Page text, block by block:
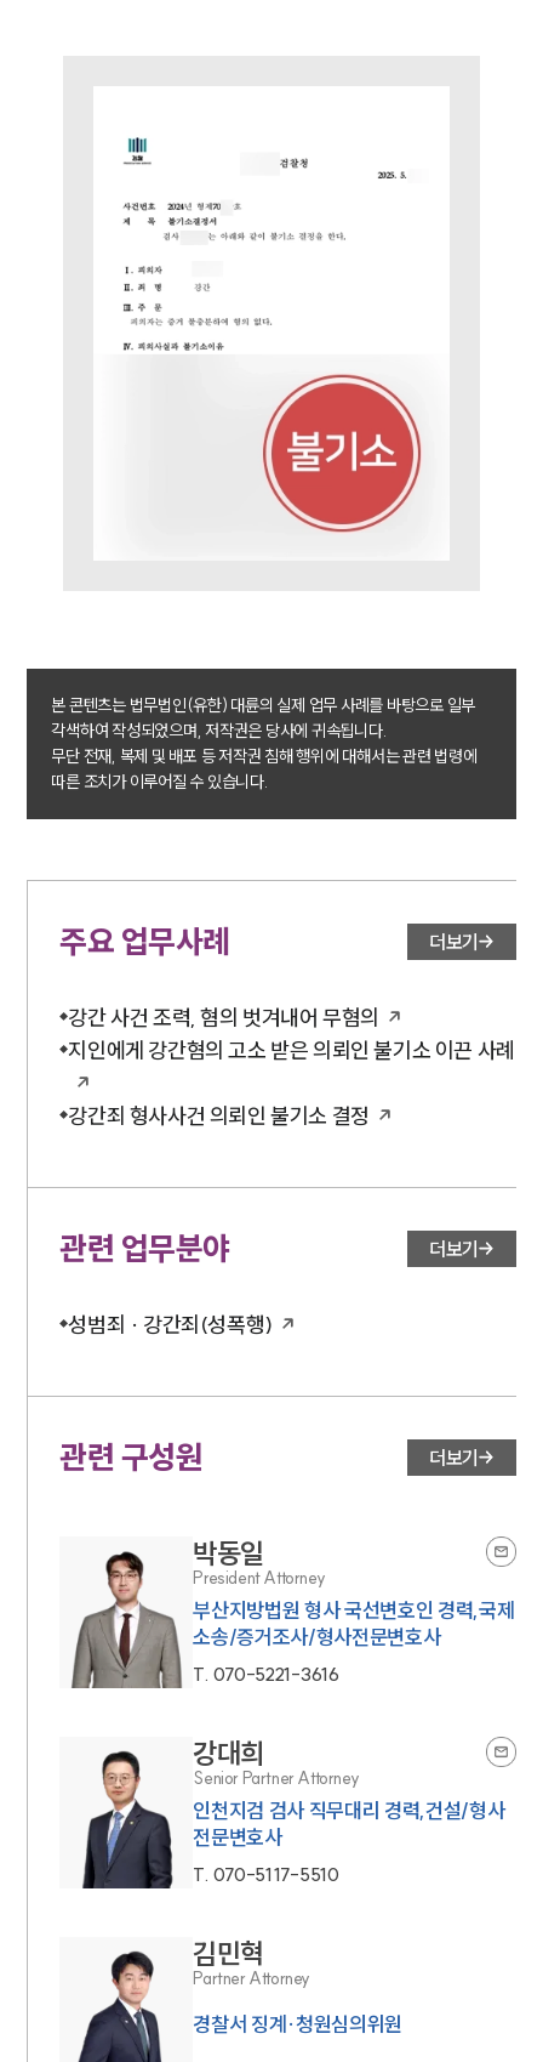
업무분야
형사그룹 업무
전체
형사전문변호사
소식/자료
언론보도
공지사항
법률 블로그
대륜법률상담예약
대륜법률상담예약
본 콘텐츠는 법무법인(유한) 대륜의 실제 업무 사례를 바탕으로 일부
각색하여 작성되었으며, 저작권은 당사에 귀속됩니다.
무단 전재, 복제 및 배포 등 저작권 침해 행위에 대해서는 관련 법령에
따른 조치가 이루어질 수 있습니다.
주요 업무사례 더보기
강간 사건 조력, 혐의 벗겨내어 무혐의
지인에게 강간혐의 고소 받은 의뢰인 불기소 이끈 사례
강간죄 형사사건 의뢰인 불기소 결정
관련 업무분야 더보기
성범죄 · 강간죄(성폭행)
관련 구성원 더보기
박동일
President Attorney
부산지방법원 형사 국선변호인 경력,국제
소송/증거조사/형사전문변호사
T. 070-5221-3616
강대희
Senior Partner Attorney
인천지검 검사 직무대리 경력,건설/형사
전문변호사
T. 070-5117-5510
김민혁
Partner Attorney
경찰서 징계·청원심의위원